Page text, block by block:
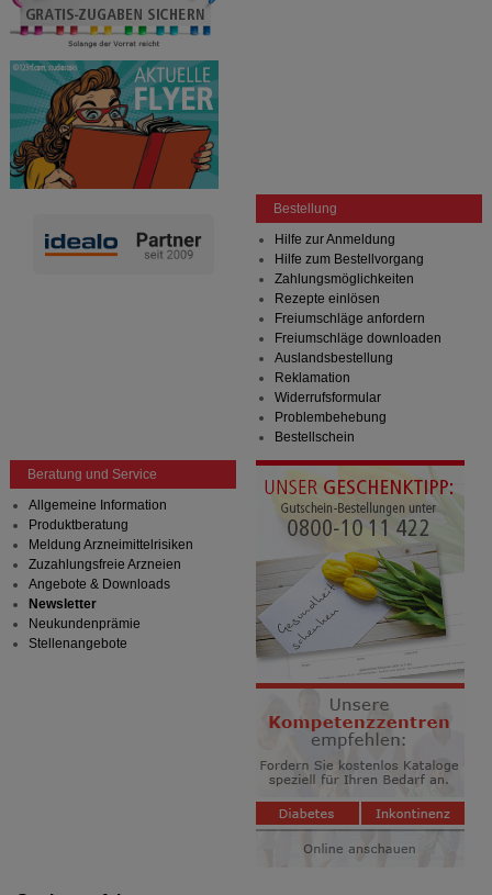
Statistik & Tracking:Hierüber lassen sich
Informationen über die Art und Weise der Nutzung
unserer Website sammeln, mit deren Hilfe wir unsere
Website weiter für Sie optimieren können, den Inhalt
auf unserer Website aber auch die Werbung auf
Drittseiten möglichst relevant für Sie zu gestalten.
Bitte beachten Sie, dass Daten hierfür teilweise an
Dritte wie z.B. Google oder soziale Medien
übertragen werden.
Bestellung
Hilfe zur Anmeldung
Hilfe zum Bestellvorgang
Zahlungsmöglichkeiten
Rezepte einlösen
Freiumschläge anfordern
Freiumschläge downloaden
Auslandsbestellung
Reklamation
Widerrufsformular
Problembehebung
Bestellschein
Beratung und Service
Allgemeine Information
Produktberatung
Meldung Arzneimittelrisiken
Zuzahlungsfreie Arzneien
Angebote & Downloads
Newsletter
Neukundenprämie
Stellenangebote